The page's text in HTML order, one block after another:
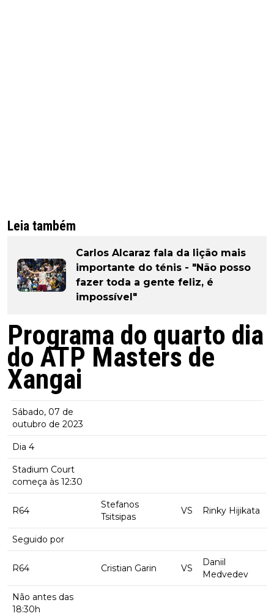
Leia também
Carlos Alcaraz fala da lição mais
importante do ténis - "Não posso
fazer toda a gente feliz, é
impossível"
Programa do quarto dia
do ATP Masters de
Xangai
Sábado, 07 de
outubro de 2023
Dia 4
Stadium Court
começa às 12:30
R64
Stefanos
Tsitsipas
VS Rinky Hijikata
Seguido por
R64 Cristian Garin VS
Daniil
Medvedev
Não antes das
18:30h